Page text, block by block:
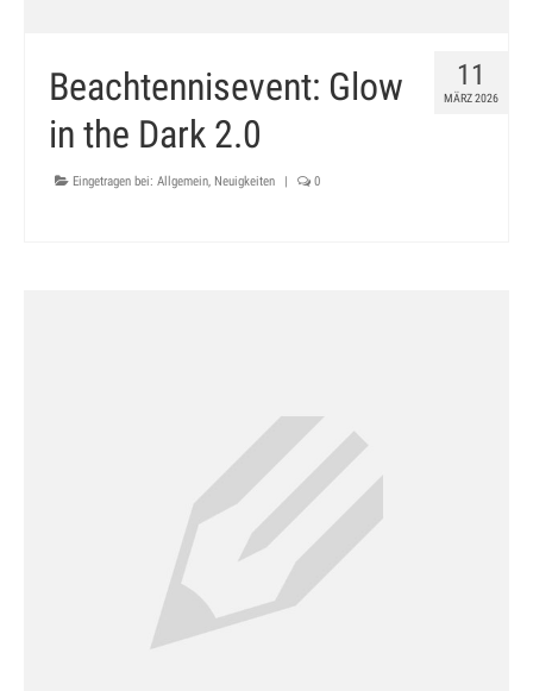
11
MÄRZ 2026
Beachtennisevent: Glow
in the Dark 2.0
Eingetragen bei: Allgemein, Neuigkeiten | 0